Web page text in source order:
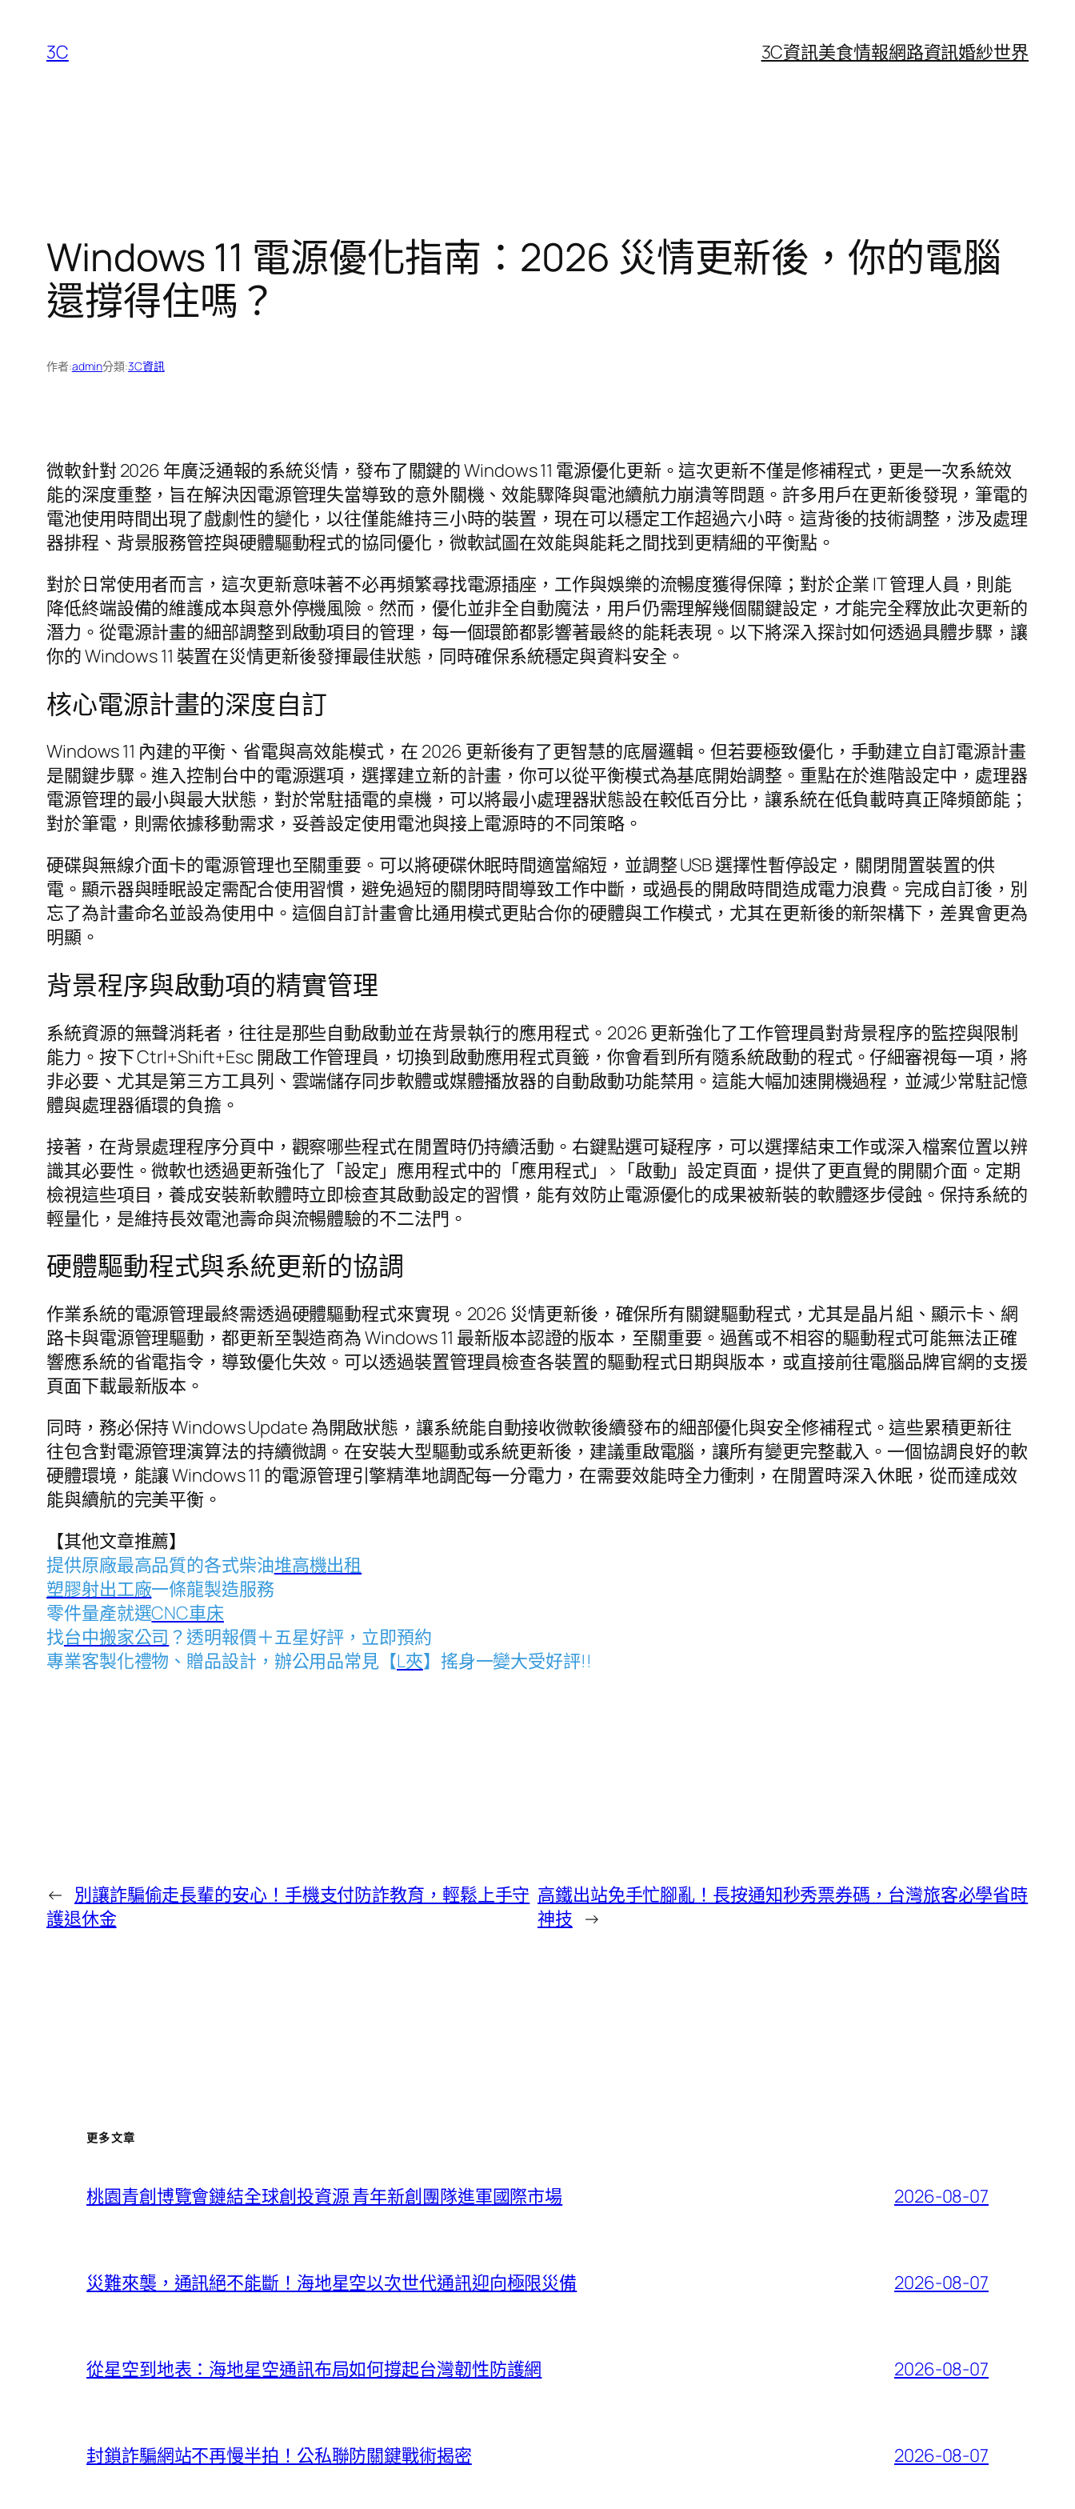
3C 3C資訊美食情報網路資訊婚紗世界
Windows 11 電源優化指南：2026 災情更新後，你的電腦
還撐得住嗎？
作者:admin分類:3C資訊
微軟針對 2026 年廣泛通報的系統災情，發布了關鍵的 Windows 11 電源優化更新。這次更新不僅是修補程式，更是一次系統效
能的深度重整，旨在解決因電源管理失當導致的意外關機、效能驟降與電池續航力崩潰等問題。許多用戶在更新後發現，筆電的
電池使用時間出現了戲劇性的變化，以往僅能維持三小時的裝置，現在可以穩定工作超過六小時。這背後的技術調整，涉及處理
器排程、背景服務管控與硬體驅動程式的協同優化，微軟試圖在效能與能耗之間找到更精細的平衡點。
對於日常使用者而言，這次更新意味著不必再頻繁尋找電源插座，工作與娛樂的流暢度獲得保障；對於企業 IT 管理人員，則能
降低終端設備的維護成本與意外停機風險。然而，優化並非全自動魔法，用戶仍需理解幾個關鍵設定，才能完全釋放此次更新的
潛力。從電源計畫的細部調整到啟動項目的管理，每一個環節都影響著最終的能耗表現。以下將深入探討如何透過具體步驟，讓
你的 Windows 11 裝置在災情更新後發揮最佳狀態，同時確保系統穩定與資料安全。
核心電源計畫的深度自訂
Windows 11 內建的平衡、省電與高效能模式，在 2026 更新後有了更智慧的底層邏輯。但若要極致優化，手動建立自訂電源計畫
是關鍵步驟。進入控制台中的電源選項，選擇建立新的計畫，你可以從平衡模式為基底開始調整。重點在於進階設定中，處理器
電源管理的最小與最大狀態，對於常駐插電的桌機，可以將最小處理器狀態設在較低百分比，讓系統在低負載時真正降頻節能；
對於筆電，則需依據移動需求，妥善設定使用電池與接上電源時的不同策略。
硬碟與無線介面卡的電源管理也至關重要。可以將硬碟休眠時間適當縮短，並調整 USB 選擇性暫停設定，關閉閒置裝置的供
電。顯示器與睡眠設定需配合使用習慣，避免過短的關閉時間導致工作中斷，或過長的開啟時間造成電力浪費。完成自訂後，別
忘了為計畫命名並設為使用中。這個自訂計畫會比通用模式更貼合你的硬體與工作模式，尤其在更新後的新架構下，差異會更為
明顯。
背景程序與啟動項的精實管理
系統資源的無聲消耗者，往往是那些自動啟動並在背景執行的應用程式。2026 更新強化了工作管理員對背景程序的監控與限制
能力。按下 Ctrl+Shift+Esc 開啟工作管理員，切換到啟動應用程式頁籤，你會看到所有隨系統啟動的程式。仔細審視每一項，將
非必要、尤其是第三方工具列、雲端儲存同步軟體或媒體播放器的自動啟動功能禁用。這能大幅加速開機過程，並減少常駐記憶
體與處理器循環的負擔。
接著，在背景處理程序分頁中，觀察哪些程式在閒置時仍持續活動。右鍵點選可疑程序，可以選擇結束工作或深入檔案位置以辨
識其必要性。微軟也透過更新強化了「設定」應用程式中的「應用程式」>「啟動」設定頁面，提供了更直覺的開關介面。定期
檢視這些項目，養成安裝新軟體時立即檢查其啟動設定的習慣，能有效防止電源優化的成果被新裝的軟體逐步侵蝕。保持系統的
輕量化，是維持長效電池壽命與流暢體驗的不二法門。
硬體驅動程式與系統更新的協調
作業系統的電源管理最終需透過硬體驅動程式來實現。2026 災情更新後，確保所有關鍵驅動程式，尤其是晶片組、顯示卡、網
路卡與電源管理驅動，都更新至製造商為 Windows 11 最新版本認證的版本，至關重要。過舊或不相容的驅動程式可能無法正確
響應系統的省電指令，導致優化失效。可以透過裝置管理員檢查各裝置的驅動程式日期與版本，或直接前往電腦品牌官網的支援
頁面下載最新版本。
同時，務必保持 Windows Update 為開啟狀態，讓系統能自動接收微軟後續發布的細部優化與安全修補程式。這些累積更新往
往包含對電源管理演算法的持續微調。在安裝大型驅動或系統更新後，建議重啟電腦，讓所有變更完整載入。一個協調良好的軟
硬體環境，能讓 Windows 11 的電源管理引擎精準地調配每一分電力，在需要效能時全力衝刺，在閒置時深入休眠，從而達成效
能與續航的完美平衡。
【其他文章推薦】
提供原廠最高品質的各式柴油堆高機出租
塑膠射出工廠一條龍製造服務
零件量產就選CNC車床
找台中搬家公司 ？透明報價＋五星好評，立即預約
專業客製化禮物、贈品設計，辦公用品常見【L夾】搖身一變大受好評!!
← 別讓詐騙偷走長輩的安心！手機支付防詐教育，輕鬆上手守
護退休金
高鐵出站免手忙腳亂！長按通知秒秀票券碼，台灣旅客必學省時
神技 →
更多文章
桃園青創博覽會鏈結全球創投資源 青年新創團隊進軍國際市場 2026-08-07
災難來襲，通訊絕不能斷！海地星空以次世代通訊迎向極限災備 2026-08-07
從星空到地表：海地星空通訊布局如何撐起台灣韌性防護網 2026-08-07
封鎖詐騙網站不再慢半拍！公私聯防關鍵戰術揭密 2026-08-07